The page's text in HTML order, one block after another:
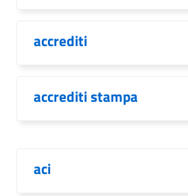
accrediti
accrediti stampa
aci